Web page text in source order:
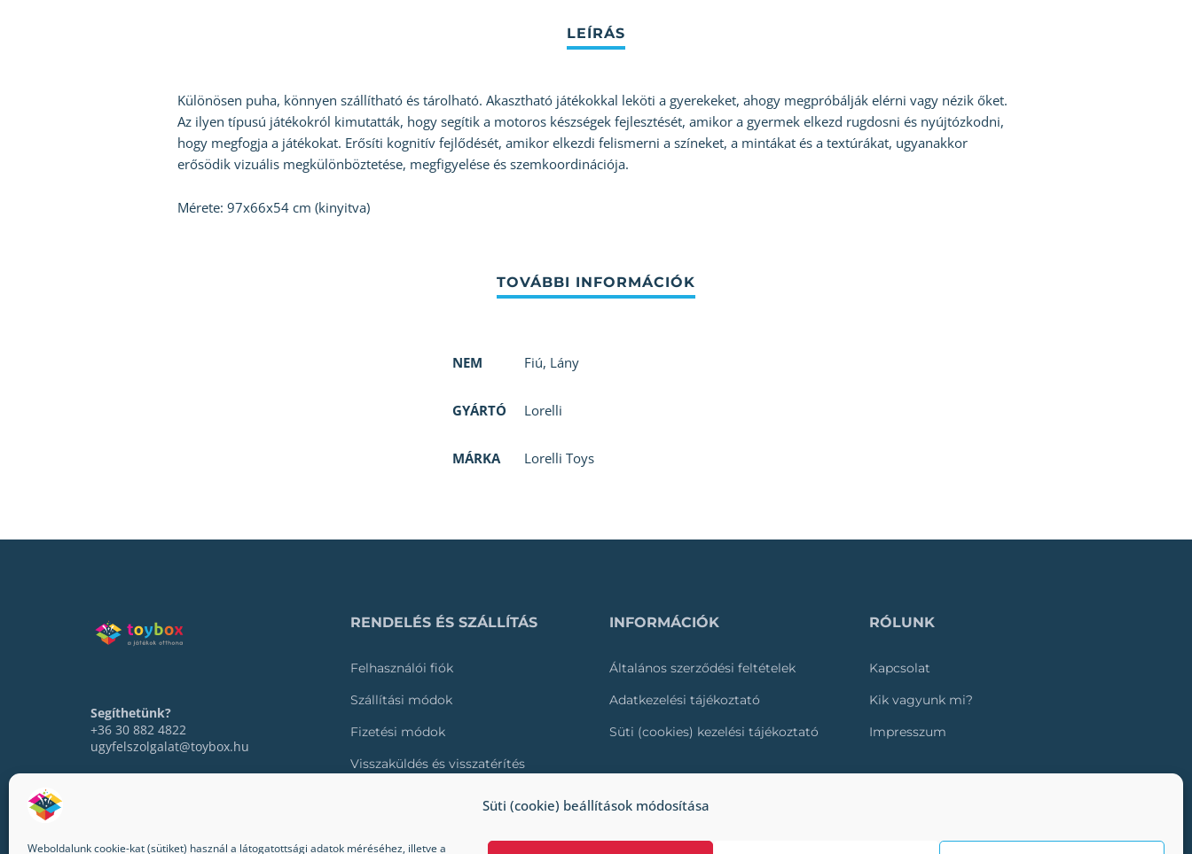
Süti (cookie) beállítások módosítása
Weboldalunk cookie-kat (sütiket) használ a látogatottsági adatok méréséhez, illetve a
Különösen puha, könnyen szállítható és tárolható. Akasztható játékokkal leköti a gyerekeket, ahogy megpróbálják elérni vagy nézik őket.
Az ilyen típusú játékokról kimutatták, hogy segítik a motoros készségek fejlesztését, amikor a gyermek elkezd rugdosni és nyújtózkodni,
hogy megfogja a játékokat. Erősíti kognitív fejlődését, amikor elkezdi felismerni a színeket, a mintákat és a textúrákat, ugyanakkor
erősödik vizuális megkülönböztetése, megfigyelése és szemkoordinációja.
Mérete: 97x66x54 cm (kinyitva)
NEM Fiú, Lány
GYÁRTÓ Lorelli
MÁRKA Lorelli Toys
Segíthetünk?
+36 30 882 4822
ugyfelszolgalat@toybox.hu
RENDELÉS ÉS SZÁLLÍTÁS
Felhasználói fiók
Szállítási módok
Fizetési módok
Visszaküldés és visszatérítés
INFORMÁCIÓK
Általános szerződési feltételek
Adatkezelési tájékoztató
Süti (cookies) kezelési tájékoztató
RÓLUNK
Kapcsolat
Kik vagyunk mi?
Impresszum